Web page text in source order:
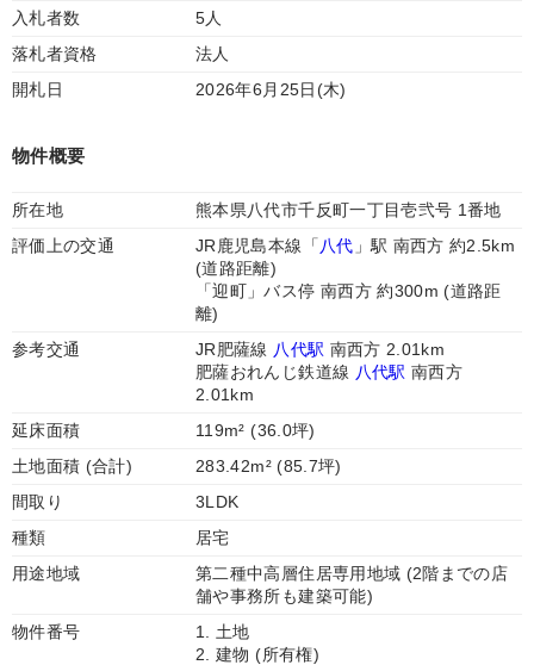
入札者数
5人
落札者資格
法人
開札日
2026年6月25日(木)
物件概要
所在地
熊本県八代市千反町一丁目壱弐号 1番地
評価上の交通
JR鹿児島本線「 八代 」駅 南西方 約2.5km
(道路距離)
「迎町」バス停 南西方 約300m (道路距
離)
参考交通
JR肥薩線 八代駅 南西方 2.01km
肥薩おれんじ鉄道線 八代駅 南西方
2.01km
延床面積
119m² (36.0坪)
土地面積 (合計)
283.42m² (85.7坪)
間取り
3LDK
種類
居宅
用途地域
第二種中高層住居専用地域 (2階までの店
舗や事務所も建築可能)
物件番号
1. 土地
2. 建物 (所有権)